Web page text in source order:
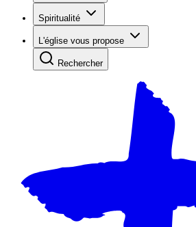
Spiritualité
L'église vous propose
Rechercher